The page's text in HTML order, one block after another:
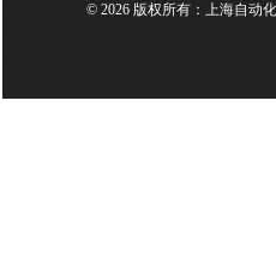
© 2026 版权所有：上海自动